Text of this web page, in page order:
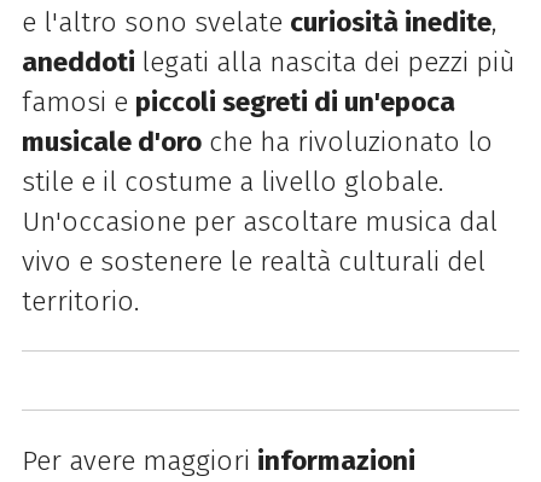
e l'altro sono svelate curiosità inedite,
aneddoti legati alla nascita dei pezzi più
famosi e piccoli segreti di un'epoca
musicale d'oroche ha rivoluzionato lo
stile e il costume a livello globale.
Un'occasione per ascoltare musica dal
vivo e sostenere le realtà culturali del
territorio.
Per avere maggiori informazioni